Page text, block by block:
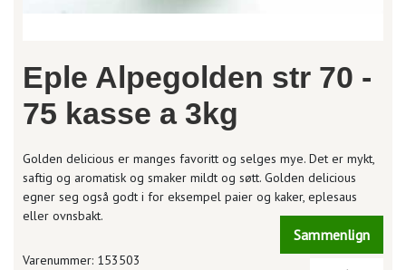
Eple Alpegolden str 70 -
75 kasse a 3kg
Golden delicious er manges favoritt og selges mye. Det er mykt,
saftig og aromatisk og smaker mildt og søtt. Golden delicious
egner seg også godt i for eksempel paier og kaker, eplesaus
eller ovnsbakt.
Sammenlign
Varenummer: 153503